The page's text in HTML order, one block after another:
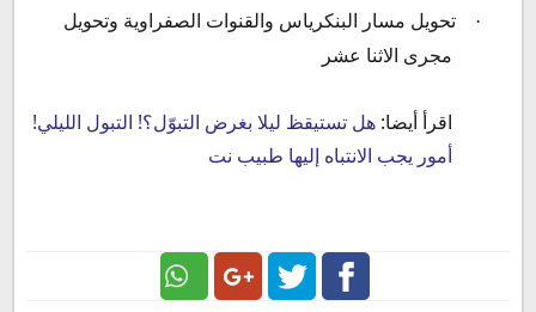
·
تحويل مسار البنكرياس والقنوات الصفراوية وتحويل
مجرى الاثنا عشر
اقرأ أيضا: هل تستيقظ ليلا بغرض التبوّل؟! التبول الليلي!
أمور يجب الانتباه إليها طبيب نت